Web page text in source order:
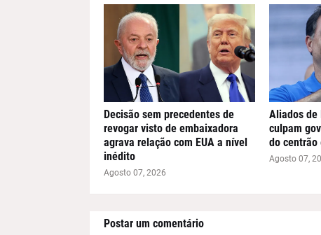
Decisão sem precedentes de
revogar visto de embaixadora
agrava relação com EUA a nível
inédito
Agosto 07, 2026
Aliados de
culpam
do centrão
Agosto 07,
Postar um comentário